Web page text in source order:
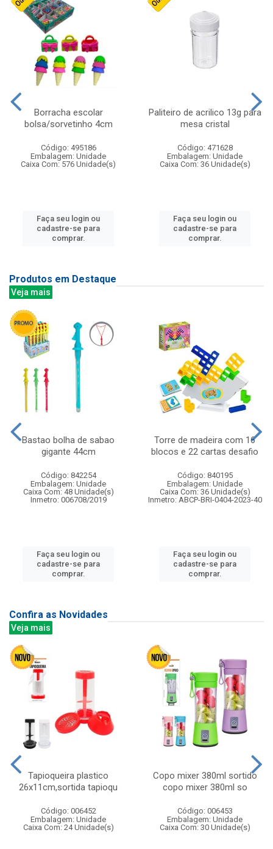
Borracha escolar
bolsa/sorvetinho 4cm
Código: 495186
Embalagem: Unidade
Caixa Com: 576 Unidade(s)
Faça seu login ou
cadastre-se para
comprar.
Paliteiro de acrilico 13g para
mesa cristal
Código: 471628
Embalagem: Unidade
Caixa Com: 36 Unidade(s)
Faça seu login ou
cadastre-se para
comprar.
Produtos em Destaque
Veja mais
Bastao bolha de sabao
gigante 44cm
Código: 842254
Embalagem: Unidade
Caixa Com: 48 Unidade(s)
Inmetro: 006708/2019
Faça seu login ou
cadastre-se para
comprar.
Torre de madeira com 16
blocos e 22 cartas desafio
Código: 840195
Embalagem: Unidade
Caixa Com: 36 Unidade(s)
Inmetro: ABCP-BRI-0404-2023-40
Faça seu login ou
cadastre-se para
comprar.
Confira as Novidades
Veja mais
Tapioqueira plastico
26x11cm,sortida tapioqu
Código: 006452
Embalagem: Unidade
Caixa Com: 24 Unidade(s)
Copo mixer 380ml sortido
copo mixer 380ml so
Código: 006453
Embalagem: Unidade
Caixa Com: 30 Unidade(s)